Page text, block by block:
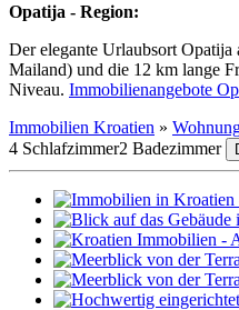
Opatija - Region:
Der elegante Urlaubsort
Mailand) und die 12 km lange
Niveau. Immobilienangebote
Immobilien Kroatien »
4 Schlafzimmer2 Badezimmer